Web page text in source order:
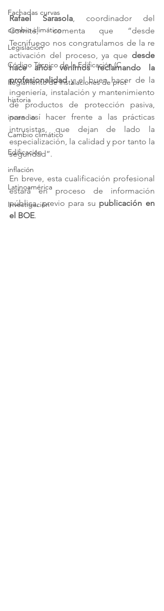
Fachadas curvas
cambio climático
Legislación
Código Técnico de la Edificación (C
Reglamento de instalaciones de prot
historia
incendio
Cambio climático
Edificación
inflación
Latinoamérica
Investigación
Rafael Sarasola, coordinador del
Comité, comenta que “desde
Tecnifuego nos congratulamos de la re
activación del proceso, ya que desde
hace años venimos reclamando la
profesionalidad y el buen hacer de la
ingeniería, instalación y mantenimiento
de productos de protección pasiva,
para así hacer frente a las prácticas
intrusistas, que dejan de lado la
especialización, la calidad y por tanto la
seguridad”.
En breve, esta cualificación profesional
estará en proceso de información
pública, previo para su publicación en
el BOE.